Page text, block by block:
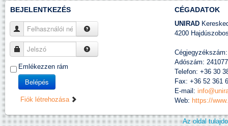
BEJELENTKEZÉS
Felhasználói név
Jelszó
Emlékezzen rám
Belépés
Fiók létrehozása
CÉGADATOK
UNIRAD
4200
Adószám:
Telefon: +36 30
Fax: +36 52 361
E-mail:
Web: https://
Az oldal